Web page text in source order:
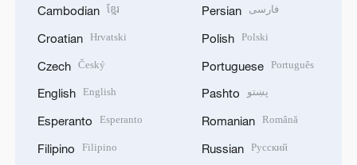
Cambodian ខ្មែរ
Croatian Hrvatski
Czech Český
English English
Esperanto Esperanto
Filipino Filipino
Persian فارسی
Polish Polski
Portuguese Português
Pashto پښتو
Romanian Română
Russian Русский